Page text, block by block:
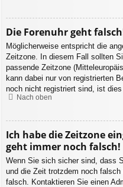
Die Forenuhr geht
Möglicherweise entspricht die
Zeitzone. In diesem Fall sollten
passende Zeitzone
kann dabei nur von registrierten
noch nicht registriert sind, ist
Nach oben
Ich habe die Zeitzone
geht immer noch falsch!
Wenn Sie sich sicher sind, dass
und die Zeit trotzdem noch
falsch. Kontaktieren Sie einen